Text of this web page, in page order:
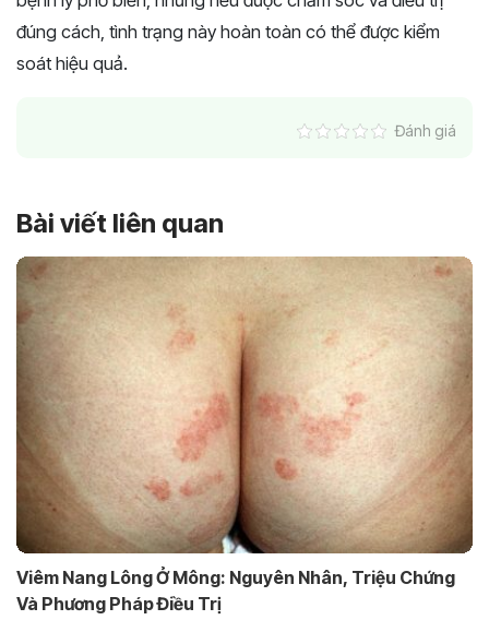
đúng cách, tình trạng này hoàn toàn có thể được kiểm
soát hiệu quả.
Đánh giá
Bài viết liên quan
Viêm Nang Lông Ở Mông: Nguyên Nhân, Triệu Chứng
Và Phương Pháp Điều Trị